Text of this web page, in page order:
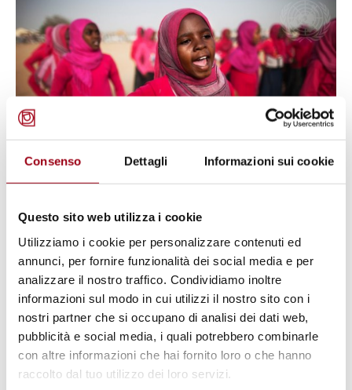
Consenso Dettagli Informazioni sui cookie
Questo sito web utilizza i cookie
Utilizziamo i cookie per personalizzare contenuti ed
annunci, per fornire funzionalità dei social media e per
analizzare il nostro traffico. Condividiamo inoltre
informazioni sul modo in cui utilizzi il nostro sito con i
nostri partner che si occupano di analisi dei dati web,
pubblicità e social media, i quali potrebbero combinarle
con altre informazioni che hai fornito loro o che hanno
raccolto dal tuo utilizzo dei loro servizi.
© UN Photo/Albert Gonzalez Farran
CULTURE
United Nations: World Day for
Cultural Diversity for Dialogue
and Development, 21 May 2025
18.05.2025